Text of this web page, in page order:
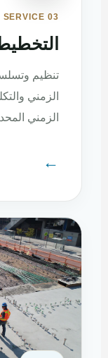
SERVICE 03
التخطيط
تنظيم
الزمني
الزمني المحدد.
←